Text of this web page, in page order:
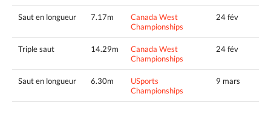
Saut en longueur 7.17m
Canada West
Championships
24 fév
Triple saut 14.29m
Canada West
Championships
24 fév
Saut en longueur 6.30m
USports
Championships
9 mars